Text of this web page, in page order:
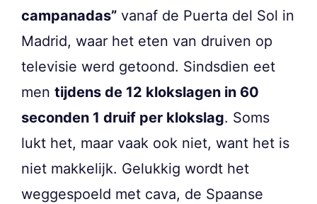
campanadas” vanaf de Puerta del Sol in
Madrid, waar het eten van druiven op
televisie werd getoond. Sindsdien eet
men tijdens de 12 klokslagen in 60
seconden 1 druif per klokslag. Soms
lukt het, maar vaak ook niet, want het is
niet makkelijk. Gelukkig wordt het
weggespoeld met cava, de Spaanse